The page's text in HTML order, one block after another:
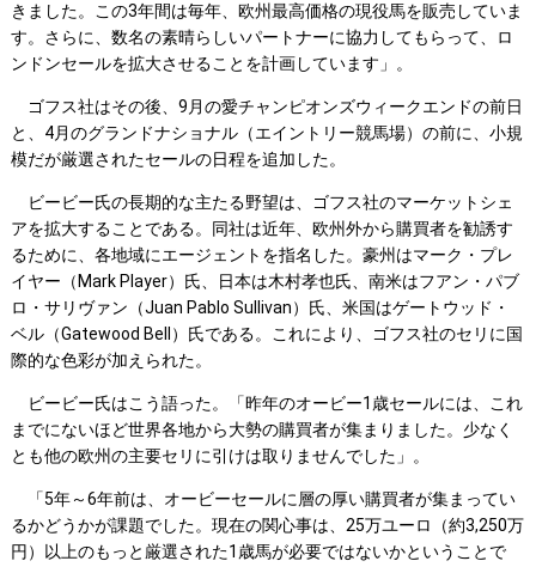
きました。この3年間は毎年、欧州最高価格の現役馬を販売していま
す。さらに、数名の素晴らしいパートナーに協力してもらって、ロ
ンドンセールを拡大させることを計画しています」。
ゴフス社はその後、9月の愛チャンピオンズウィークエンドの前日
と、4月のグランドナショナル（エイントリー競馬場）の前に、小規
模だが厳選されたセールの日程を追加した。
ビービー氏の長期的な主たる野望は、ゴフス社のマーケットシェ
アを拡大することである。同社は近年、欧州外から購買者を勧誘す
るために、各地域にエージェントを指名した。豪州はマーク・プレ
イヤー（Mark Player）氏、日本は木村孝也氏、南米はフアン・パブ
ロ・サリヴァン（Juan Pablo Sullivan）氏、米国はゲートウッド・
ベル（Gatewood Bell）氏である。これにより、ゴフス社のセリに国
際的な色彩が加えられた。
ビービー氏はこう語った。「昨年のオービー1歳セールには、これ
までにないほど世界各地から大勢の購買者が集まりました。少なく
とも他の欧州の主要セリに引けは取りませんでした」。
「5年～6年前は、オービーセールに層の厚い購買者が集まってい
るかどうかが課題でした。現在の関心事は、25万ユーロ（約3,250万
円）以上のもっと厳選された1歳馬が必要ではないかということで